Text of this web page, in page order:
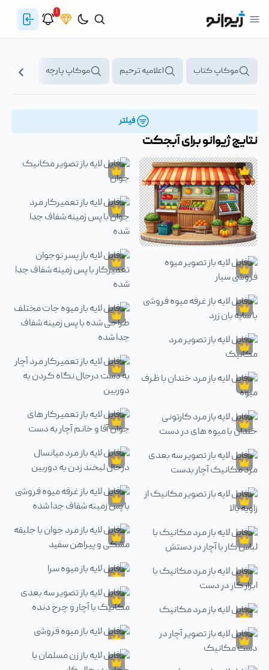
۱
موکاپ کتاب اعلامیه ترحیم موکاپ پارچه
فیلتر
نتایج ژیوانو برایآبجکت
آبجکت
فایل لایه باز غرفه سبزیجات تازه
آبجکت
فایل لایه باز تصویر میوه فروشی سیار
آبجکت
فایل لایه باز غرفه میوه فروشی با سایه بان زرد
آبجکت
فایل لایه باز تصویر مرد مکانیک
آبجکت
فایل لایه باز مرد خندان با ظرف میوه
آبجکت
فایل لایه باز مرد کارتونی خندان با میوه های در دست
آبجکت
فایل لایه باز تصویر سه بعدی مرد مکانیک آچار بدست
آبجکت
فایل لایه باز تصویر مکانیک از زاویه بالا
آبجکت
فایل لایه باز مرد مکانیک با لباس کار با آچار در دستش
آبجکت
فایل لایه باز مرد مکانیک با ابزار کار در دست
آبجکت
فایل لایه باز مرد مکانیک
آبجکت
فایل لایه باز تصویر مکانیک با آچار
آبجکت
فایل لایه باز تصویر مکانیک جوان
آبجکت
فایل لایه باز تعمیرکار مرد جوان
آبجکت
فایل لایه باز پسر نوجوان تعمیرکار
آبجکت
فایل لایه باز میوه جات مختلف
آبجکت
فایل لایه باز تعمیرکار مرد آچار
آبجکت
فایل لایه باز تعمیرکار های جوان
آبجکت
فایل لایه باز مرد میانسال درحال
آبجکت
فایل لایه باز غرفه میوه فروشی با
آبجکت
فایل لایه باز مرد جوان با جلیقه
آبجکت
فایل لایه باز میوه سرا
آبجکت
فایل لایه باز تصویر سه بعدی
آبجکت